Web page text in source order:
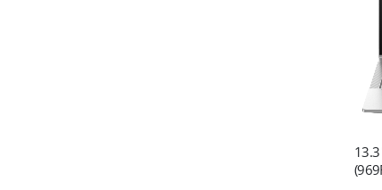
מחשב נייד HP EliteBook 630 G10‎ בגודל 13.3